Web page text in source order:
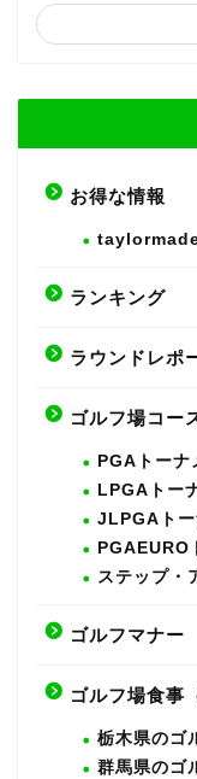
お得な情報
ランキング
ラウンドレポ
ゴルフ場コー
PGAトーナ
LPGAトー
JLPGAトー
PGAEURO
ステップ・
ゴルフマナー
ゴルフ場食事
栃木県のゴ
群馬県のゴ